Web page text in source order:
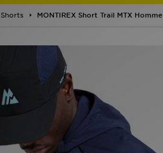
Shorts MONTIREX Short Trail MTX Homme